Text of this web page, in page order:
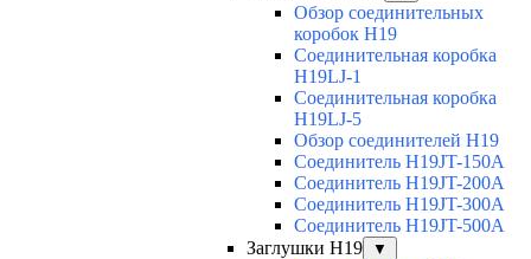
Обзор соединительных
коробок H19
Соединительная коробка
H19LJ-1
Соединительная коробка
H19LJ-5
Обзор соединителей H19
Соединитель H19JT-150A
Соединитель H19JT-200A
Соединитель H19JT-300A
Соединитель H19JT-500A
Заглушки H19
▼